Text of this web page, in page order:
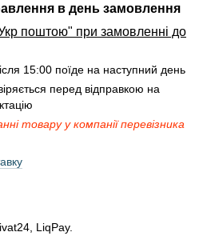
в день замовлення
поштою" при замовленні до
15:00 поїде на наступний день
перед відправкою на
товару у компанії перевізника
LiqPay.